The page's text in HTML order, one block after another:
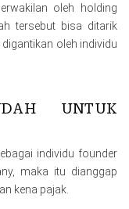
oleh holding
tersebut bisa ditarik
oleh individu
UNTUK
individu founder
maka itu dianggap
kena pajak.